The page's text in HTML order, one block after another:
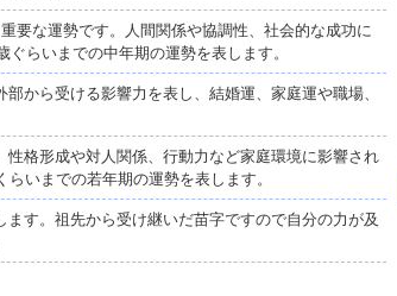
要な運勢です。人間関係や協調性、社会的な成功に
らいまでの中年期の運勢を表します。
から受ける影響力を表し、結婚運、家庭運や職場、
性格形成や対人関係、行動力など家庭環境に影響され
らいまでの若年期の運勢を表します。
す。祖先から受け継いだ苗字ですので自分の力が及